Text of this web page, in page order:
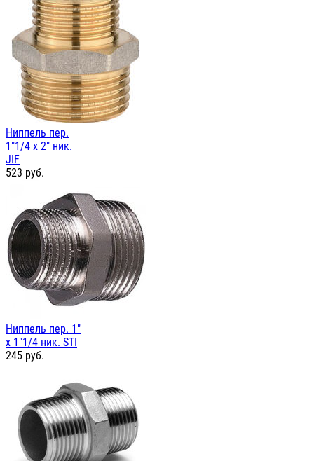
Ниппель пер.
1"1/4 х 2" ник.
JIF
523 руб.
Ниппель пер. 1"
х 1"1/4 ник. STI
245 руб.